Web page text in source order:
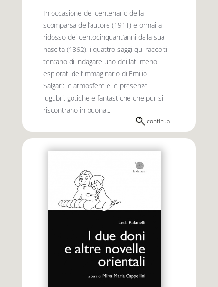
In occasione del centenario della
scomparsa dell’autore (1911) e ormai a
ridosso dei centocinquant’anni dalla sua
nascita (1862), i quattro saggi qui raccolti
tentano di indagare uno dei lati meno
esplorati dell’immaginario di Emilio
Salgari: le atmosfere e le presenze
lugubri, gotiche e fantastiche che pur si
riscontrano in buona...
continua